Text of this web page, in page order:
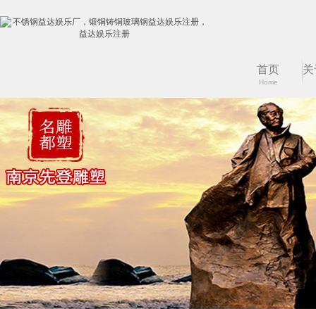
首页
Home